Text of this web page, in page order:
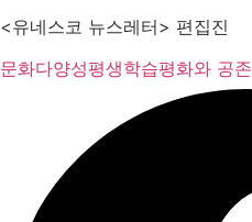
<유네스코 뉴스레터> 편집진
문화다양성평생학습평화와 공존